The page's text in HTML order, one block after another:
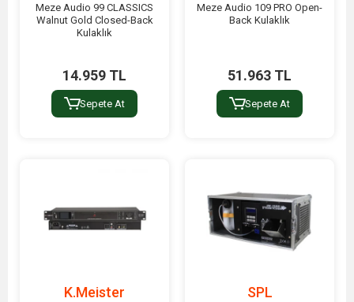
Meze Audio 99 CLASSICS
Walnut Gold Closed-Back
Kulaklık
14.959 TL
Sepete At
Meze Audio 109 PRO Open-
Back Kulaklık
51.963 TL
Sepete At
K.Meister SPL